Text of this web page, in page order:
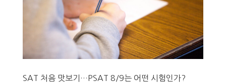
SAT 처음 맛보기…PSAT 8/9는 어떤 시험인가?